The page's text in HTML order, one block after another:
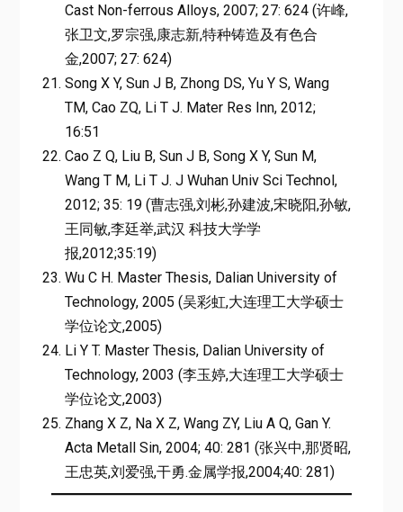
Cast Non-ferrous Alloys, 2007; 27: 624 (许峰,
张卫文,罗宗强,康志新,特种铸造及有色合
金,2007; 27: 624)
Song X Y, Sun J B, Zhong DS, Yu Y S, Wang
TM, Cao ZQ, Li T J. Mater Res Inn, 2012;
16:51
Cao Z Q, Liu B, Sun J B, Song X Y, Sun M,
Wang T M, Li T J. J Wuhan Univ Sci Technol,
2012; 35: 19 (曹志强,刘彬,孙建波,宋晓阳,孙敏,
王同敏,李廷举,武汉 科技大学学
报,2012;35:19)
Wu C H. Master Thesis, Dalian University of
Technology, 2005 (吴彩虹,大连理工大学硕士
学位论文,2005)
Li Y T. Master Thesis, Dalian University of
Technology, 2003 (李玉婷,大连理工大学硕士
学位论文,2003)
Zhang X Z, Na X Z, Wang ZY, Liu A Q, Gan Y.
Acta Metall Sin, 2004; 40: 281 (张兴中,那贤昭,
王忠英,刘爱强,干勇.金属学报,2004;40: 281)